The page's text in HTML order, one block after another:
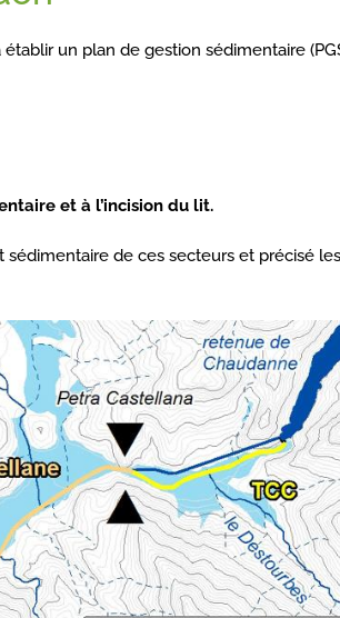
un plan de gestion sédimentaire
et à l’incision du lit.
sédimentaire de ces secteurs et précisé les